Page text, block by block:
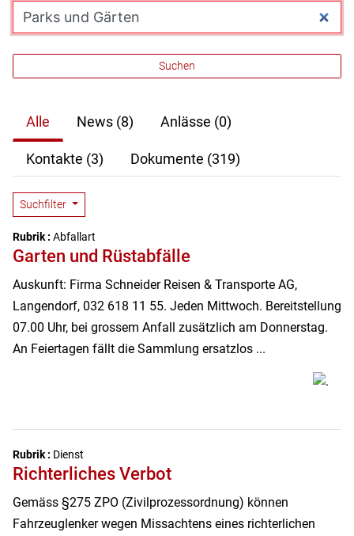
Suchbegriff erfassen
Was suchen Sie?
Suchen
Suchergebnisse
Suchresultate
Alle News (8) Anlässe (0)
Kontakte (3) Dokumente (319)
Suchfilter
Garten und Rüstabfälle
Rubrik : Abfallart
Auskunft: Firma Schneider Reisen & Transporte AG,
Langendorf, 032 618 11 55. Jeden Mittwoch. Bereitstellung
07.00 Uhr, bei grossem Anfall zusätzlich am Donnerstag.
An Feiertagen fällt die Sammlung ersatzlos ...
Richterliches Verbot
Rubrik : Dienst
Gemäss §275 ZPO (Zivilprozessordnung) können
Fahrzeuglenker wegen Missachtens eines richterlichen